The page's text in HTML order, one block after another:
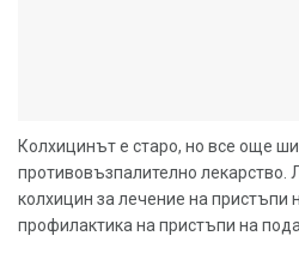
Колхицинът е старо, но все още
противовъзпалително лекарство.
колхицин за лечение на пристъпи
профилактика на пристъпи на